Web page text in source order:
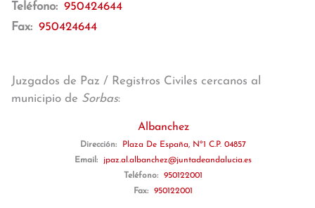
Teléfono: 950424644
Fax: 950424644
Juzgados de Paz / Registros Civiles cercanos al
municipio de Sorbas:
Albanchez
Dirección:
Plaza De España, Nº1 C.P. 04857
Email:
jpaz.al.albanchez@juntadeandalucia.es
Teléfono:
950122001
Fax:
950122001